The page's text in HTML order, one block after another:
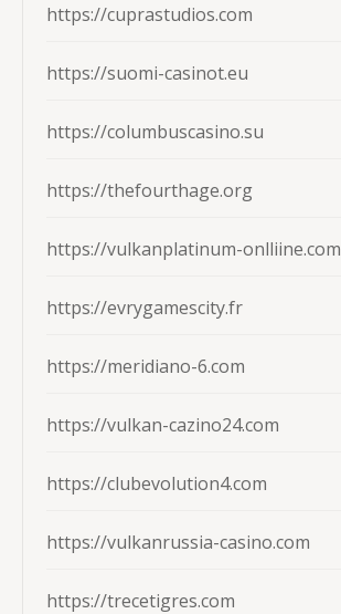
https://cuprastudios.com
https://suomi-casinot.eu
https://columbuscasino.su
https://thefourthage.org
https://vulkanplatinum-onlliine.com
https://evrygamescity.fr
https://meridiano-6.com
https://vulkan-cazino24.com
https://clubevolution4.com
https://vulkanrussia-casino.com
https://trecetigres.com